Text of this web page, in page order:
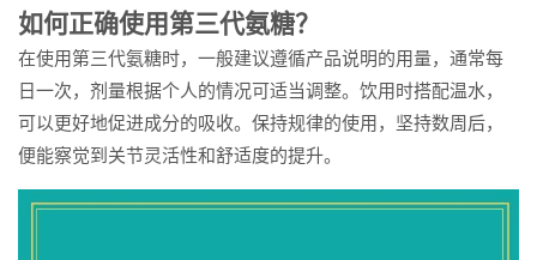
如何正确使用第三代氨糖？
在使用第三代氨糖时，一般建议遵循产品说明的用量，通常每
日一次，剂量根据个人的情况可适当调整。饮用时搭配温水，
可以更好地促进成分的吸收。保持规律的使用，坚持数周后，
便能察觉到关节灵活性和舒适度的提升。